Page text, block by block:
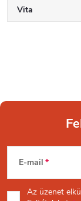
Vita
L
á
E-mail
Az üzenet